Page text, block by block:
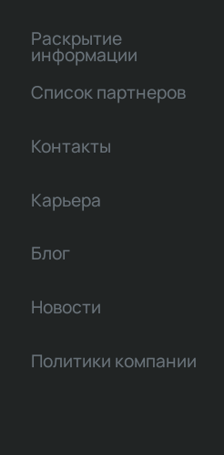
Раскрытие
информации
Список партнеров
Контакты
Карьера
Блог
Новости
Политики компании